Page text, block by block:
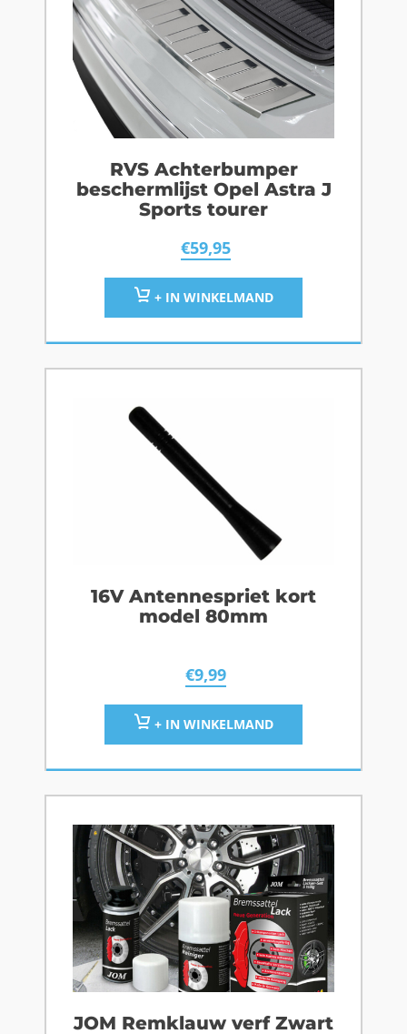
RVS Achterbumper
beschermlijst Opel Astra J
Sports tourer
€59,95
+ IN WINKELMAND
16V Antennespriet kort
model 80mm
€9,99
+ IN WINKELMAND
JOM Remklauw verf Zwart